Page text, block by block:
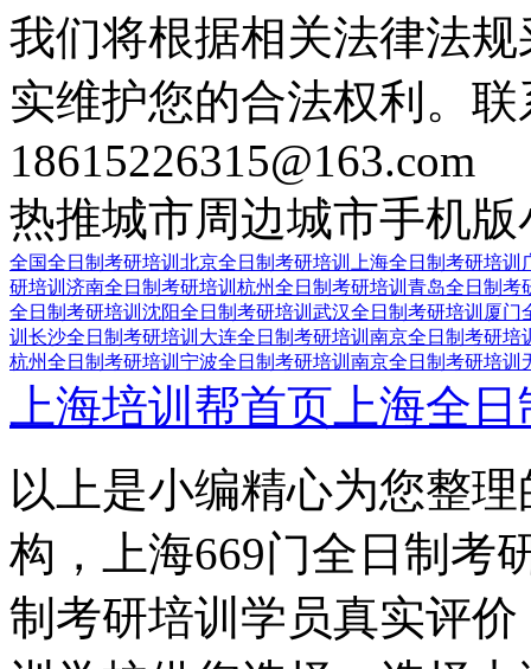
我们将根据相关法律法
实维护您的合法权利。
18615226315@163.com
热推城市周边城市手机版
全国全日制考研培训 北京全日制考研培训 上海全日制考研培训
研培训 济南全日制考研培训 杭州全日制考研培训 青岛全日制考
全日制考研培训 沈阳全日制考研培训 武汉全日制考研培训 厦门
训 长沙全日制考研培训 大连全日制考研培训 南京全日制考研培
杭州全日制考研培训 宁波全日制考研培训 南京全日制考研培训
上海培训帮首页 上海全
以上是小编精心为您整
构，上海669门全日制考
制考研培训学员真实评